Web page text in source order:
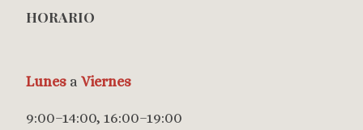
HORARIO
Lunes a Viernes
9:00–14:00, 16:00–19:00